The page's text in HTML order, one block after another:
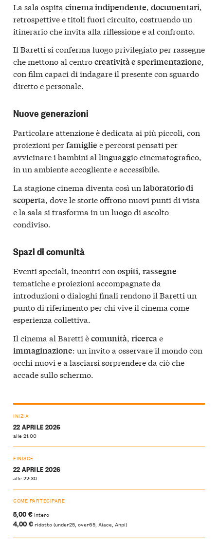
La sala ospita cinema indipendente documentari
retrospettive e titoli fuori circuito, costruendo un
itinerario che invita alla riflessione e al confronto.
Il Baretti si conferma luogo privilegiato per rassegne
che mettono al centrocreatività e sperimentazione,
con film capaci di indagare il presente con sguardo
diretto e personale.
Nuove generazioni
Particolare attenzione è dedicata ai più piccoli, con
proiezioni perfamiglie e percorsi pensati per
avvicinare i bambini al linguaggio cinematografico,
in un ambiente accogliente e accessibile.
La stagione cinema diventa così un laboratorio di
scoperta, dove le storie offrono nuovi punti di vista
e la sala si trasforma in un luogo di ascolto
condiviso.
Spazi di comunità
Eventi speciali, incontri con ospiti, rassegne
tematiche e proiezioni accompagnate da
introduzioni o dialoghi finali rendono il Baretti un
punto di riferimento per chi vive il cinema come
esperienza collettiva.
Il cinema al Baretti ècomunità, ricercae
immaginazione: un invito a osservare il mondo con
occhi nuovi e a lasciarsi sorprendere da ciò che
accade sullo schermo.
INIZIA
22 APRILE 2026
alle 21:00
FINISCE
22 APRILE 2026
alle 22:30
COME PARTECIPARE
5,00 €intero
4,00 €ridotto (under25, over65, Aiace, Anpi)